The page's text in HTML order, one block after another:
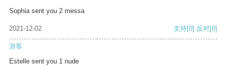
Sophia sent you 2 messa
2021-12-02 支持[0] 反对[0]
游客
Estelle sent you 1 nude